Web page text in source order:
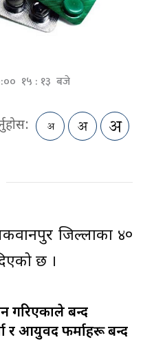
१५ : १३ बजे
जिल्लाका ४०
छ ।
गरिएकाले बन्द
र आयुर्वेद फर्माहरू बन्द